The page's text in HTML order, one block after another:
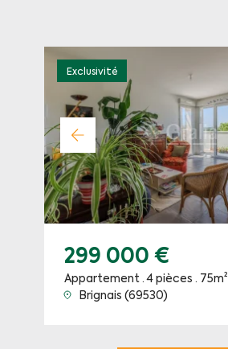
Exclusivité
299 000 €
Appartement · 4 pièces · 75m²
Brignais (69530)